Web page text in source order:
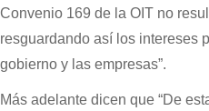
Convenio 169 de la OIT no
resguardando así los intereses
gobierno y las empresas”.
Más adelante dicen que “De